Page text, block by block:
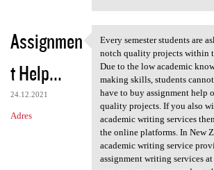
Assignmen
t Help...
24.12.2021
Adres
Every semester
Every semester students are
notch quality projects within
Due to the low academic
making skills, students
have to buy assignment help
quality projects. If you also
academic writing services
the online platforms. In New
academic writing service
assignment writing services